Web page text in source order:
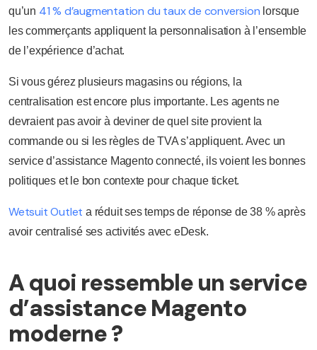
qu’un 41 % d’augmentation du taux de conversion lorsque
les commerçants appliquent la personnalisation à l’ensemble
de l’expérience d’achat.
Si vous gérez plusieurs magasins ou régions, la
centralisation est encore plus importante. Les agents ne
devraient pas avoir à deviner de quel site provient la
commande ou si les règles de TVA s’appliquent. Avec un
service d’assistance Magento connecté, ils voient les bonnes
politiques et le bon contexte pour chaque ticket.
Wetsuit Outlet a réduit ses temps de réponse de 38 % après
avoir centralisé ses activités avec eDesk.
A quoi ressemble un service
d’assistance Magento
moderne ?